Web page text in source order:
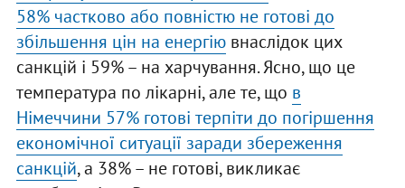
58% частково або повністю не готові до
збільшення цін на енергіювнаслідок цих
санкцій і 59% – на харчування. Ясно, що це
температура по лікарні, але те, що в
Німеччини 57% готові терпіти до погіршення
економічної ситуації заради збереження
санкцій, а 38% – не готові, викликає